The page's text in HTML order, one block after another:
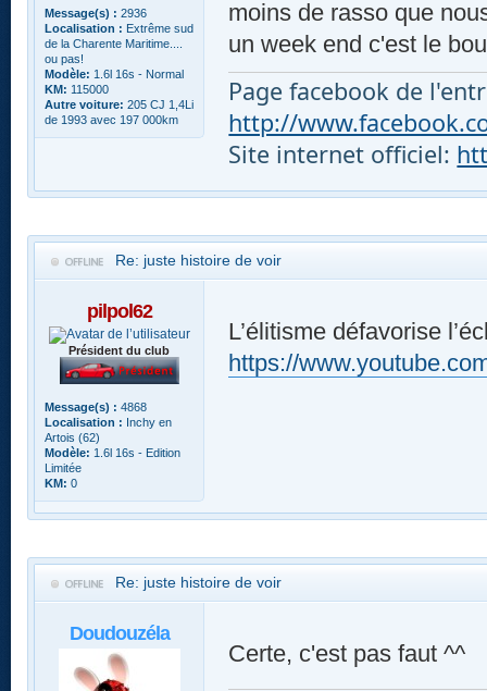
Message(s) : 2936
Localisation : Extrême sud
de la Charente Maritime....
ou pas!
Modèle: 1.6l 16s - Normal
KM: 115000
Autre voiture: 205 CJ 1,4Li
de 1993 avec 197 000km
moins de rasso que
un week end c'est le
Page facebook de
http://
Site internet officiel:
Re: juste histoire de voir
pilpol62
Président du club
Message(s) : 4868
Localisation : Inchy en
Artois (62)
Modèle: 1.6l 16s - Edition
Limitée
KM: 0
L’élitisme défavorise
https://
Re: juste histoire de voir
Doudouzéla
Certe, c'est pas faut ^^